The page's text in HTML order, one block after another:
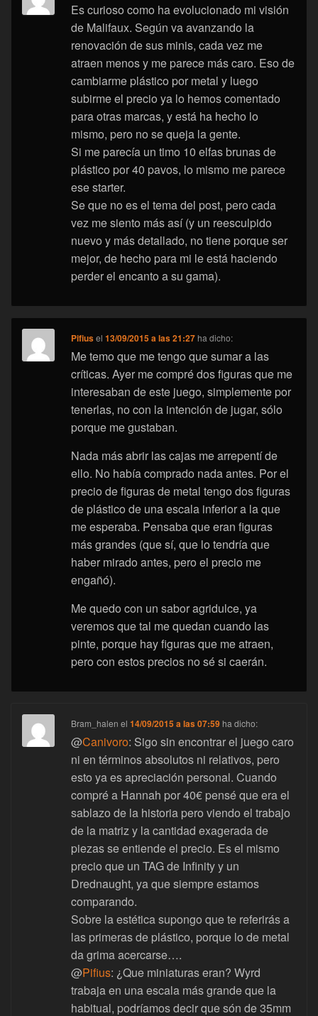
Es curioso como ha evolucionado mi visión
de Malifaux. Según va avanzando la
renovación de sus minis, cada vez me
atraen menos y me parece más caro. Eso de
cambiarme plástico por metal y luego
subirme el precio ya lo hemos comentado
para otras marcas, y está ha hecho lo
mismo, pero no se queja la gente.
Si me parecía un timo 10 elfas brunas de
plástico por 40 pavos, lo mismo me parece
ese starter.
Se que no es el tema del post, pero cada
vez me siento más así (y un reesculpido
nuevo y más detallado, no tiene porque ser
mejor, de hecho para mi le está haciendo
perder el encanto a su gama).
Pifiusel13/09/2015 a las 21:27 ha dicho:
Me temo que me tengo que sumar a las
críticas. Ayer me compré dos figuras que me
interesaban de este juego, simplemente por
tenerlas, no con la intención de jugar, sólo
porque me gustaban.
Nada más abrir las cajas me arrepentí de
ello. No había comprado nada antes. Por el
precio de figuras de metal tengo dos figuras
de plástico de una escala inferior a la que
me esperaba. Pensaba que eran figuras
más grandes (que sí, que lo tendría que
haber mirado antes, pero el precio me
engañó).
Me quedo con un sabor agridulce, ya
veremos que tal me quedan cuando las
pinte, porque hay figuras que me atraen,
pero con estos precios no sé si caerán.
Bram_halen el14/09/2015 a las 07:59 ha dicho:
@Canivoro: Sigo sin encontrar el juego caro
ni en términos absolutos ni relativos, pero
esto ya es apreciación personal. Cuando
compré a Hannah por 40€ pensé que era el
sablazo de la historia pero viendo el trabajo
de la matriz y la cantidad exagerada de
piezas se entiende el precio. Es el mismo
precio que un TAG de Infinity y un
Drednaught, ya que siempre estamos
comparando.
Sobre la estética supongo que te referirás a
las primeras de plástico, porque lo de metal
da grima acercarse….
@Pifius: ¿Que miniaturas eran? Wyrd
trabaja en una escala más grande que la
habitual, podríamos decir que són de 35mm